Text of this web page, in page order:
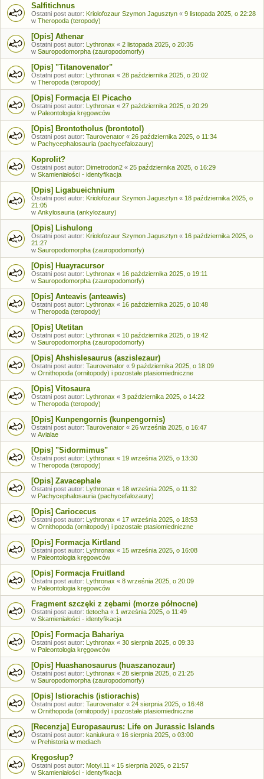
Salfitichnus
Ostatni post autor: Kriolofozaur Szymon Jagusztyn « 9 listopada 2025, o 22:28
w Theropoda (teropody)
[Opis] Athenar
Ostatni post autor: Lythronax « 2 listopada 2025, o 20:35
w Sauropodomorpha (zauropodomorfy)
[Opis] "Titanovenator"
Ostatni post autor: Lythronax « 28 października 2025, o 20:02
w Theropoda (teropody)
[Opis] Formacja El Picacho
Ostatni post autor: Lythronax « 27 października 2025, o 20:29
w Paleontologia kręgowców
[Opis] Brontotholus (brontotol)
Ostatni post autor: Taurovenator « 26 października 2025, o 11:34
w Pachycephalosauria (pachycefalozaury)
Koprolit?
Ostatni post autor: Dimetrodon2 « 25 października 2025, o 16:29
w Skamieniałości - identyfikacja
[Opis] Ligabueichnium
Ostatni post autor: Kriolofozaur Szymon Jagusztyn « 18 października 2025, o
21:05
w Ankylosauria (ankylozaury)
[Opis] Lishulong
Ostatni post autor: Kriolofozaur Szymon Jagusztyn « 16 października 2025, o
21:27
w Sauropodomorpha (zauropodomorfy)
[Opis] Huayracursor
Ostatni post autor: Lythronax « 16 października 2025, o 19:11
w Sauropodomorpha (zauropodomorfy)
[Opis] Anteavis (anteawis)
Ostatni post autor: Lythronax « 16 października 2025, o 10:48
w Theropoda (teropody)
[Opis] Utetitan
Ostatni post autor: Lythronax « 10 października 2025, o 19:42
w Sauropodomorpha (zauropodomorfy)
[Opis] Ahshislesaurus (aszislezaur)
Ostatni post autor: Taurovenator « 9 października 2025, o 18:09
w Ornithopoda (ornitopody) i pozostałe ptasiomiedniczne
[Opis] Vitosaura
Ostatni post autor: Lythronax « 3 października 2025, o 14:22
w Theropoda (teropody)
[Opis] Kunpengornis (kunpengornis)
Ostatni post autor: Taurovenator « 26 września 2025, o 16:47
w Avialae
[Opis] "Sidormimus"
Ostatni post autor: Lythronax « 19 września 2025, o 13:30
w Theropoda (teropody)
[Opis] Zavacephale
Ostatni post autor: Lythronax « 18 września 2025, o 11:32
w Pachycephalosauria (pachycefalozaury)
[Opis] Cariocecus
Ostatni post autor: Lythronax « 17 września 2025, o 18:53
w Ornithopoda (ornitopody) i pozostałe ptasiomiedniczne
[Opis] Formacja Kirtland
Ostatni post autor: Lythronax « 15 września 2025, o 16:08
w Paleontologia kręgowców
[Opis] Formacja Fruitland
Ostatni post autor: Lythronax « 8 września 2025, o 20:09
w Paleontologia kręgowców
Fragment szczęki z zębami (morze północne)
Ostatni post autor: tletocha « 1 września 2025, o 11:49
w Skamieniałości - identyfikacja
[Opis] Formacja Bahariya
Ostatni post autor: Lythronax « 30 sierpnia 2025, o 09:33
w Paleontologia kręgowców
[Opis] Huashanosaurus (huaszanozaur)
Ostatni post autor: Lythronax « 28 sierpnia 2025, o 21:25
w Sauropodomorpha (zauropodomorfy)
[Opis] Istiorachis (istiorachis)
Ostatni post autor: Taurovenator « 24 sierpnia 2025, o 16:48
w Ornithopoda (ornitopody) i pozostałe ptasiomiedniczne
[Recenzja] Europasaurus: Life on Jurassic Islands
Ostatni post autor: kaniukura « 16 sierpnia 2025, o 03:00
w Prehistoria w mediach
Kręgosłup?
Ostatni post autor: Motyl.11 « 15 sierpnia 2025, o 21:57
w Skamieniałości - identyfikacja